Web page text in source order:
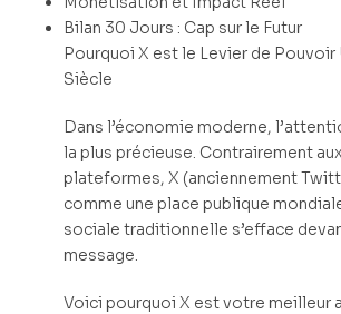
Bilan 30 Jours : Cap sur le Futur
Pourquoi X est le Levier de Pouvoir
Siècle
Dans l’économie moderne,
la plus précieuse. Contrairement
plateformes, X (anciennement
comme une place publique
sociale traditionnelle s’efface
message.
Voici pourquoi X est votre meilleur